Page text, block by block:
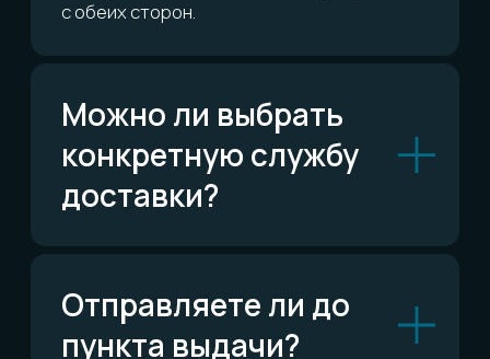
ОСТАЛИСЬ ВОПРОСЫ?
Telegram
Написать в Telegram
ВКонтакте